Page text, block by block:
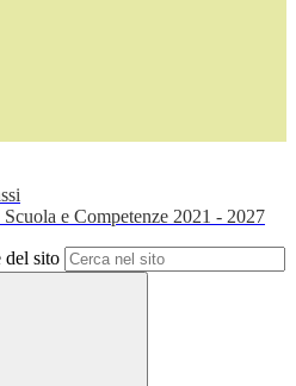
e Competenze 2021 - 2027
del sito